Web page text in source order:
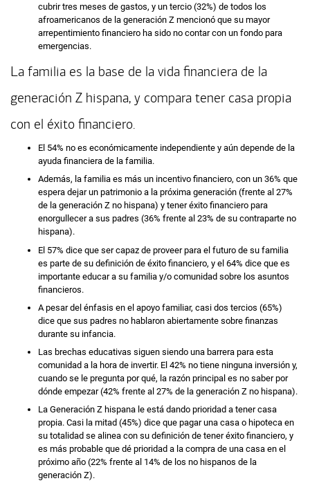
cubrir tres meses de gastos, y un tercio (32%) de todos los
afroamericanos de la generación Z mencionó que su mayor
arrepentimiento financiero ha sido no contar con un fondo para
emergencias.
La familia es la base de la vida financiera de la
generación Z hispana, y compara tener casa propia
con el éxito financiero.
El 54% no es económicamente independiente y aún depende de la
ayuda financiera de la familia.
Además, la familia es más un incentivo financiero, con un 36% que
espera dejar un patrimonio a la próxima generación (frente al 27%
de la generación Z no hispana) y tener éxito financiero para
enorgullecer a sus padres (36% frente al 23% de su contraparte no
hispana).
El 57% dice que ser capaz de proveer para el futuro de su familia
es parte de su definición de éxito financiero, y el 64% dice que es
importante educar a su familia y/o comunidad sobre los asuntos
financieros.
A pesar del énfasis en el apoyo familiar, casi dos tercios (65%)
dice que sus padres no hablaron abiertamente sobre finanzas
durante su infancia.
Las brechas educativas siguen siendo una barrera para esta
comunidad a la hora de invertir. El 42% no tiene ninguna inversión y,
cuando se le pregunta por qué, la razón principal es no saber por
dónde empezar (42% frente al 27% de la generación Z no hispana).
La Generación Z hispana le está dando prioridad a tener casa
propia. Casi la mitad (45%) dice que pagar una casa o hipoteca en
su totalidad se alinea con su definición de tener éxito financiero, y
es más probable que dé prioridad a la compra de una casa en el
próximo año (22% frente al 14% de los no hispanos de la
generación Z).